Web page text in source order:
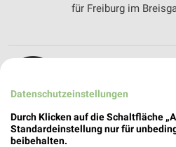
für Freiburg im
Sonderpreis
Datenschutzeinstellungen
Durch Klicken auf die Schaltfläche
Standardeinstellung nur für
beibehalten.